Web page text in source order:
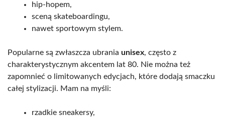
hip-hopem,
sceną skateboardingu,
nawet sportowym stylem.
Popularne są zwłaszcza ubrania unisex, często z
charakterystycznym akcentem lat 80. Nie można też
zapomnieć o limitowanych edycjach, które dodają smaczku
całej stylizacji. Mam na myśli:
rzadkie sneakersy,